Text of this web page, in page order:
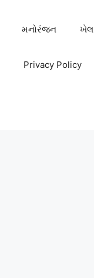
મનોરંજન ખેલ
Privacy Policy